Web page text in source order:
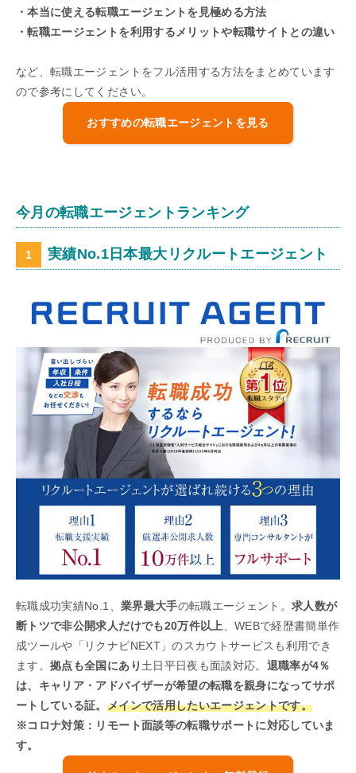
・本当に使える転職エージェントを見極める方法
・転職エージェントを利用するメリットや転職サイトとの違い
など、転職エージェントをフル活用する方法をまとめています
ので参考にしてください。
おすすめの転職エージェントを見る
今月の転職エージェントランキング
実績No.1日本最大リクルートエージェント
転職成功実績No.1、 業界最大手の転職エージェント。求人数が
断トツで非公開求人だけでも20万件以上
、WEBで経歴書簡単作
成ツールや「リクナビNEXT」のスカウトサービスも利用でき
ます。拠点も全国にあり 土日平日夜も面談対応。 退職率が4％
は、キャリア・アドバイザーが希望の転職を親身になってサポ
ートしている証。 メインで活用したいエージェントです。
※コロナ対策：リモート面談等の転職サポートに対応していま
す。